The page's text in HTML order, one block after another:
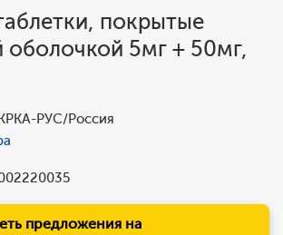
покрытые
оболочкой 5мг + 50мг,
РУС/Россия
предложения на